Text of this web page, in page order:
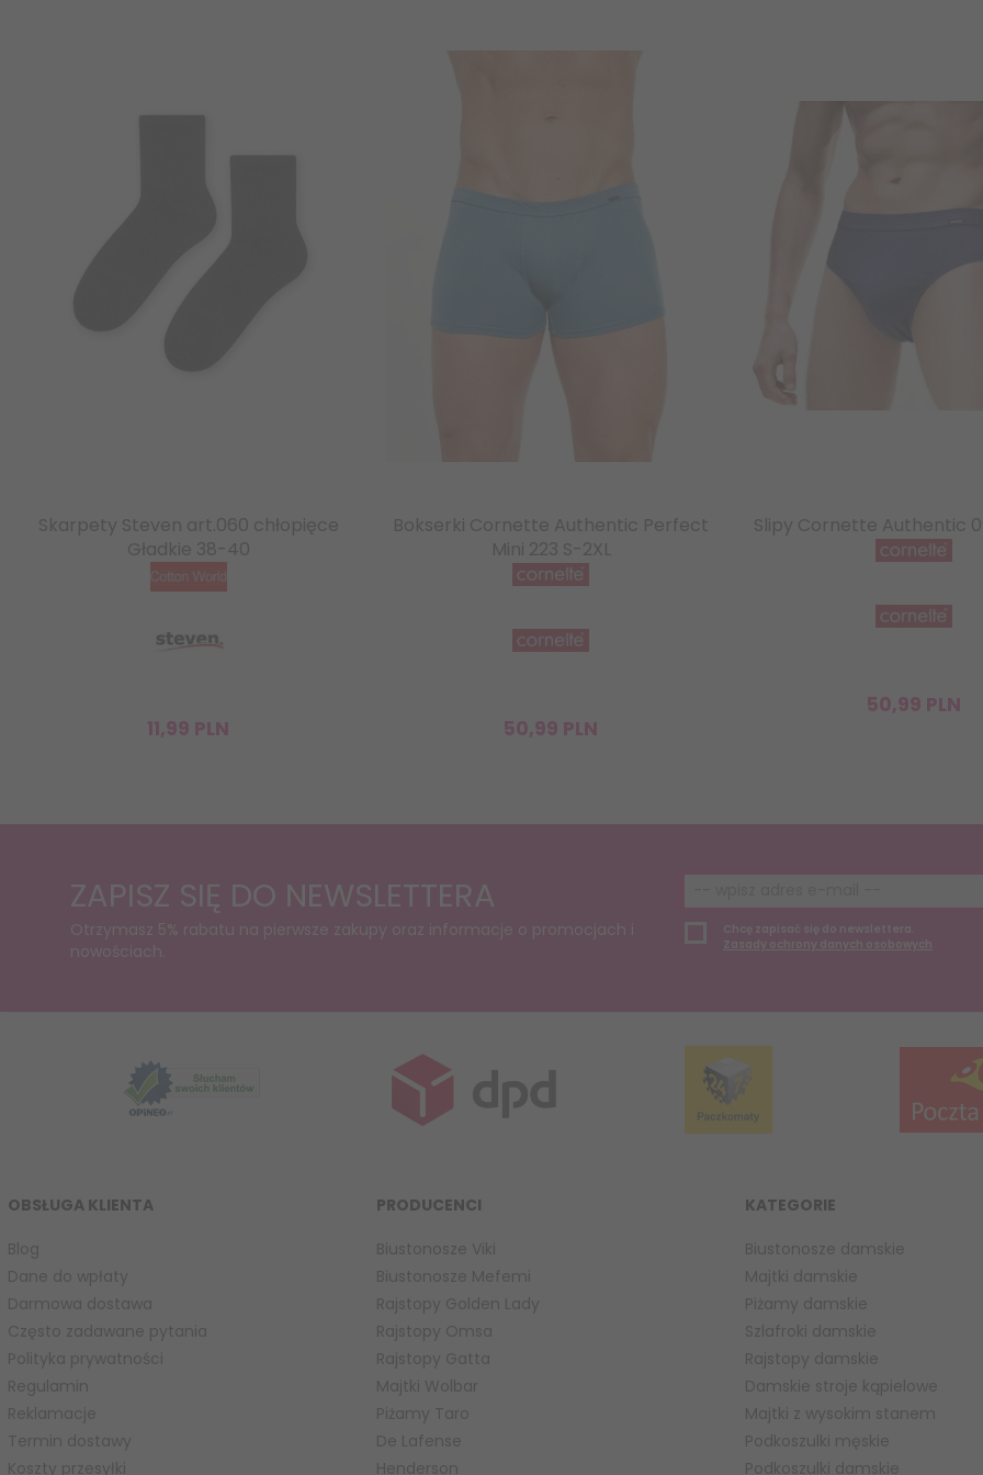
Skarpety Steven art.060 chłopięce
Gładkie 38-40
11,99 PLN
Bokserki Cornette Authentic Perfect
Mini 223 S-2XL
50,99 PLN
Slipy Cornette Authentic
50,99 PLN
ZAPISZ SIĘ DO NEWSLETTERA
Otrzymasz 5% rabatu na pierwsze zakupy oraz informacje o promocjach i
nowościach.
Chcę zapisać się do newslettera.
Zasady ochrony danych osobowych
OBSŁUGA KLIENTA
Blog
Dane do wpłaty
Darmowa dostawa
Często zadawane pytania
Polityka prywatności
Regulamin
Reklamacje
Termin dostawy
Koszty przesyłki
PRODUCENCI
Biustonosze Viki
Biustonosze Mefemi
Rajstopy Golden Lady
Rajstopy Omsa
Rajstopy Gatta
Majtki Wolbar
Piżamy Taro
De Lafense
Henderson
KATEGORIE
Biustonosze damskie
Majtki damskie
Piżamy damskie
Szlafroki damskie
Rajstopy damskie
Damskie stroje kąpielowe
Majtki z wysokim stanem
Podkoszulki męskie
Podkoszulki damskie